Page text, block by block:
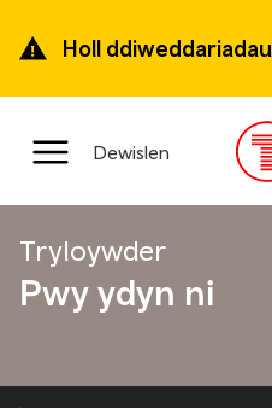
ymlaen
prif
Holl ddiweddariadau
Prif
Dewislen
Tryloywder
Pwy ydyn ni